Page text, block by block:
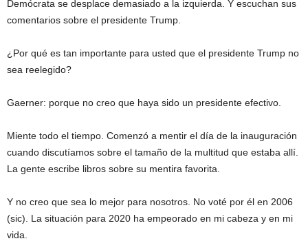
Demócrata se desplace demasiado a la izquierda. Y escuchan sus
comentarios sobre el presidente Trump.
¿Por qué es tan importante para usted que el presidente Trump no
sea reelegido?
Gaerner: porque no creo que haya sido un presidente efectivo.
Miente todo el tiempo. Comenzó a mentir el día de la inauguración
cuando discutíamos sobre el tamaño de la multitud que estaba allí.
La gente escribe libros sobre su mentira favorita.
Y no creo que sea lo mejor para nosotros. No voté por él en 2006
(sic). La situación para 2020 ha empeorado en mi cabeza y en mi
vida.